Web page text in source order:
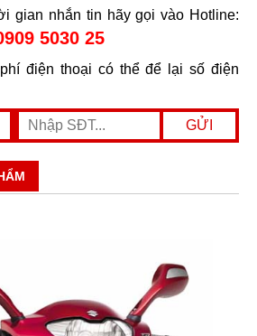
gian nhắn tin hãy gọi vào Hotline:
5030 25
điện thoại có thể để lại số điện